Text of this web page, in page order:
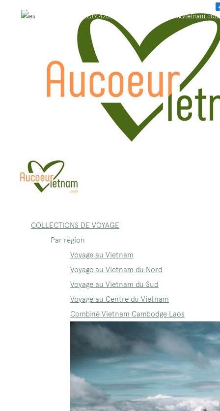
WhatsApp: +84.909.426.406 bonjour@aucoeurvietnam.com
COLLECTIONS DE VOYAGE
Par région
Voyage au Vietnam
Voyage au Vietnam du Nord
Voyage au Vietnam du Sud
Voyage au Centre du Vietnam
Combiné Vietnam Cambodge Laos
WhatsApp: +84.909.426.406